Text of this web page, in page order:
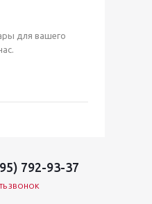
для вашего
792-93-37
ЗВОНОК